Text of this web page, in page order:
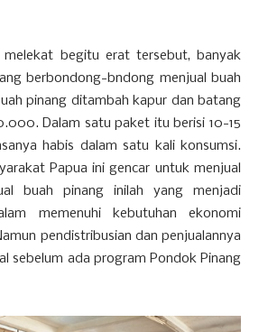
melekat begitu erat tersebut, banyak
berbondong-bndong menjual buah
pinang ditambah kapur dan batang
Dalam satu paket itu berisi 10-15
habis dalam satu kali konsumsi.
Papua ini gencar untuk menjual
buah pinang inilah yang menjadi
memenuhi kebutuhan ekonomi
pendistribusian dan penjualannya
sebelum ada program Pondok Pinang